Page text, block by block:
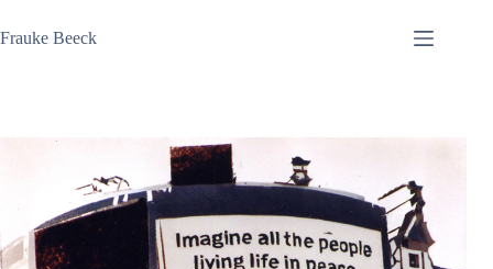
Inhalt
springen
Frauke Beeck